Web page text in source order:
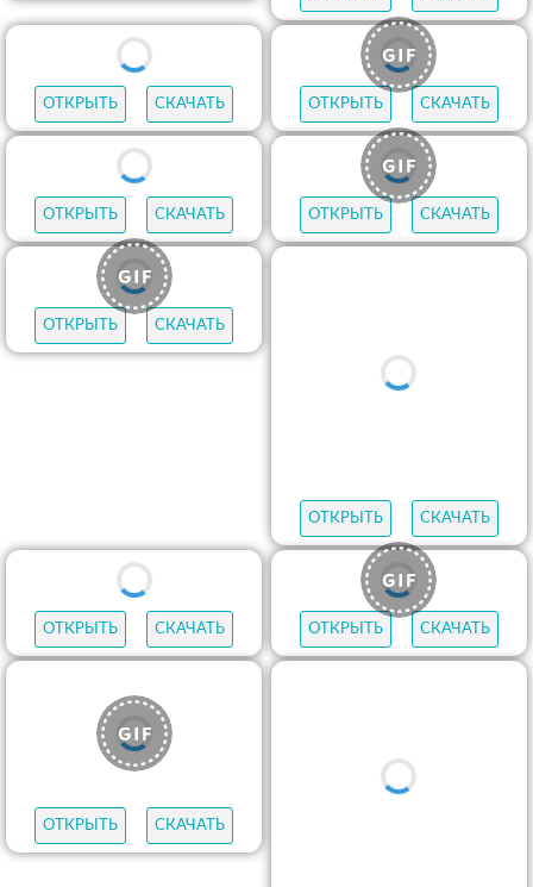
ОТКРЫТЬ
СКАЧАТЬ
ОТКРЫТЬ
СКАЧАТЬ
ОТКРЫТЬ СКАЧАТЬ ОТКРЫТЬ СКАЧАТЬ